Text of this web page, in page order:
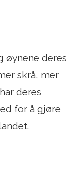
øynene deres
skrå, mer
deres
for å gjøre